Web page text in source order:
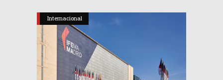
Internacional